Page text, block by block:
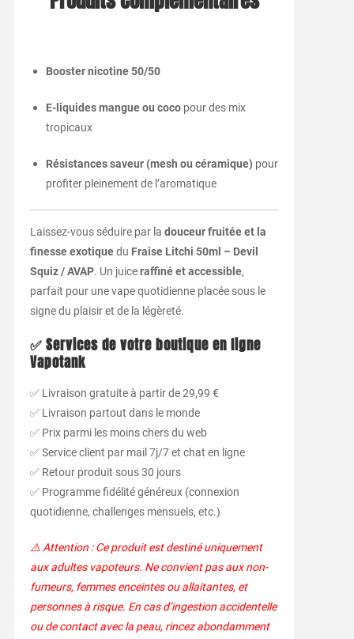
Booster nicotine 50/50
E-liquides mangue ou cocopour des mix
tropicaux
Résistances saveur (mesh ou céramique) pour
profiter pleinement de l’aromatique
Laissez-vous séduire par la douceur fruitée et la
finesse exotiquedu Fraise Litchi 50ml – Devil
Squiz / AVAP. Un juiceraffiné et accessible,
parfait pour une vape quotidienne placée sous le
signe du plaisir et de la légèreté.
✅ Services de votre boutique en ligne
Vapotank
✅ Livraison gratuite à partir de 29,99 €
✅ Livraison partout dans le monde
✅ Prix parmi les moins chers du web
✅ Service client par mail 7j/7 et chat en ligne
✅ Retour produit sous 30 jours
✅ Programme fidélité généreux (connexion
quotidienne, challenges mensuels, etc.)
⚠️ Attention : Ce produit est destiné uniquement
aux adultes vapoteurs. Ne convient pas aux non-
fumeurs, femmes enceintes ou allaitantes, et
personnes à risque. En cas d’ingestion accidentelle
ou de contact avec la peau, rincez abondamment